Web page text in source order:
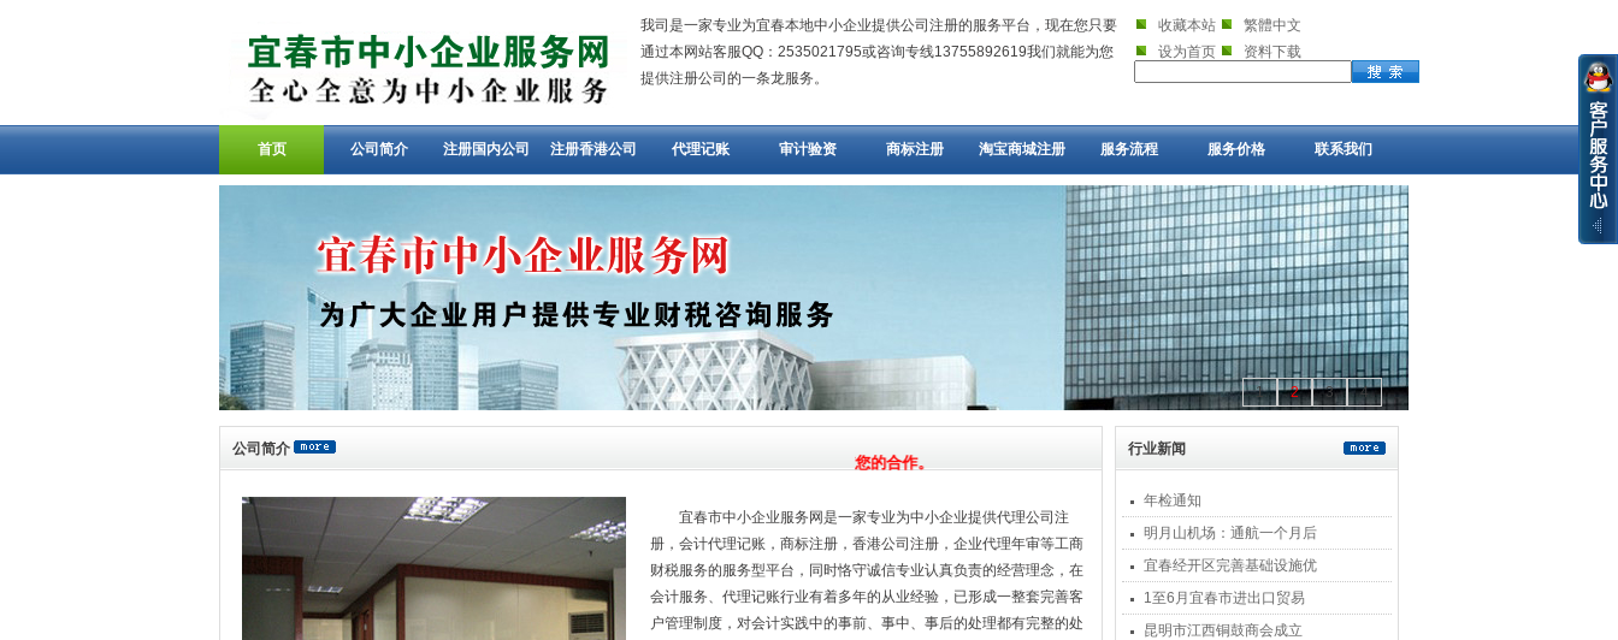
我司是一家专业为宜春本地中小企业提供公司注册的服务平台，现在您只要
通过本网站客服QQ：2535021795或咨询专线13755892619我们就能为您
提供注册公司的一条龙服务。
收藏本站
繁體中文
设为首页
资料下载
首页 公司简介 注册国内公司 注册香港公司 代理记账 审计验资 商标注册 淘宝商城注册 服务流程 服务价格 联系我们
1 2 3 4
公司简介
欢迎光临，我们期待与您的合作。
宜春市中小企业服务网是一家专业为中小企业提供代理公司注
册，会计代理记账，商标注册，香港公司注册，企业代理年审等工商
财税服务的服务型平台，同时恪守诚信专业认真负责的经营理念，在
会计服务、代理记账行业有着多年的从业经验，已形成一整套完善客
户管理制度，对会计实践中的事前、事中、事后的处理都有完整的处
行业新闻
年检通知
明月山机场：通航一个月后
宜春经开区完善基础设施优
1至6月宜春市进出口贸易
昆明市江西铜鼓商会成立